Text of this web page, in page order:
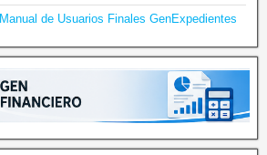
Manual de Usuarios Finales GenExpedientes